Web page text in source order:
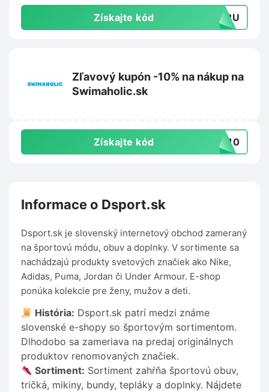
Získajte kód BU2U
Zľavový kupón -10% na nákup na
Swimaholic.sk
Získajte kód ta10
Informace o Dsport.sk
Dsport.sk je slovenský internetový obchod zameraný
na športovú módu, obuv a doplnky. V sortimente sa
nachádzajú produkty svetových značiek ako Nike,
Adidas, Puma, Jordan či Under Armour. E-shop
ponúka kolekcie pre ženy, mužov a deti.
História: Dsport.sk patrí medzi známe
slovenské e-shopy so športovým sortimentom.
Dlhodobo sa zameriava na predaj originálnych
produktov renomovaných značiek.
Sortiment: Sortiment zahŕňa športovú obuv,
tričká, mikiny, bundy, tepláky a doplnky. Nájdete